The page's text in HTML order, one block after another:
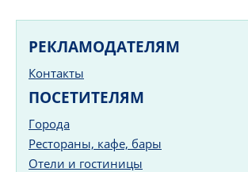
РЕКЛАМОДАТЕЛЯМ
Контакты
ПОСЕТИТЕЛЯМ
Города
Рестораны, кафе, бары
Отели и гостиницы